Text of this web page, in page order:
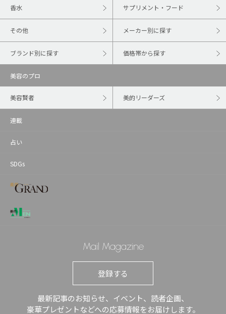
香水 サプリメント・フード
その他 メーカー別に探す
ブランド別に探す 価格帯から探す
美容のプロ
美容賢者 美的リーダーズ
連載
占い
SDGs
Mail Magazine
登録する
最新記事のお知らせ、イベント、読者企画、
豪華プレゼントなどへの応募情報をお届けします。